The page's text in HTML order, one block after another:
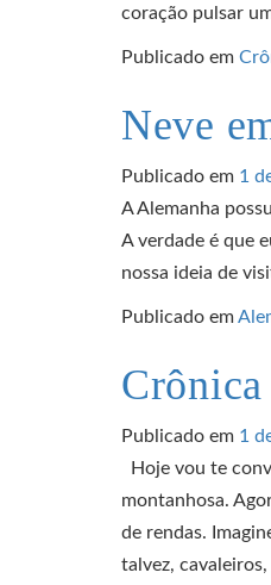
coração pulsar
Publicado em
Neve
Publicado em 1
A Alemanha
A verdade é que
nossa ideia de
Publicado em
Publicado em 1
Hoje vou te
montanhosa.
de rendas.
talvez,